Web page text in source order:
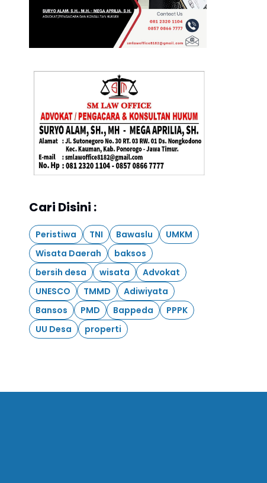
Cari Disini :
Peristiwa TNI Bawaslu
UMKM
Wisata Daerah
baksos
bersih desa
wisata
Advokat
UNESCO
TMMD
Adiwiyata
Bansos
PMD Bappeda
PPPK
UU Desa
properti